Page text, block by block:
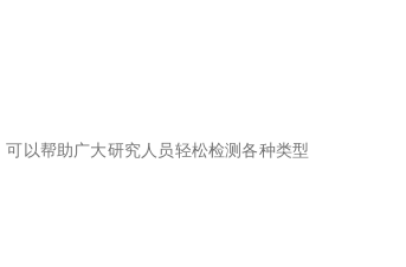
以帮助广大研究人员轻松检测各种类型